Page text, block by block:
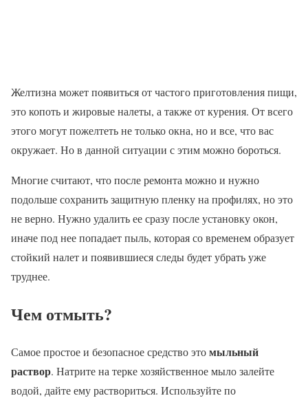
Желтизна может появиться от частого приготовления пищи,
это копоть и жировые налеты, а также от курения. От всего
этого могут пожелтеть не только окна, но и все, что вас
окружает. Но в данной ситуации с этим можно бороться.
Многие считают, что после ремонта можно и нужно
подольше сохранить защитную пленку на профилях, но это
не верно. Нужно удалить ее сразу после установку окон,
иначе под нее попадает пыль, которая со временем образует
стойкий налет и появившиеся следы будет убрать уже
труднее.
Чем отмыть?
Самое простое и безопасное средство этомыльный
раствор. Натрите на терке хозяйственное мыло залейте
водой, дайте ему раствориться. Используйте по